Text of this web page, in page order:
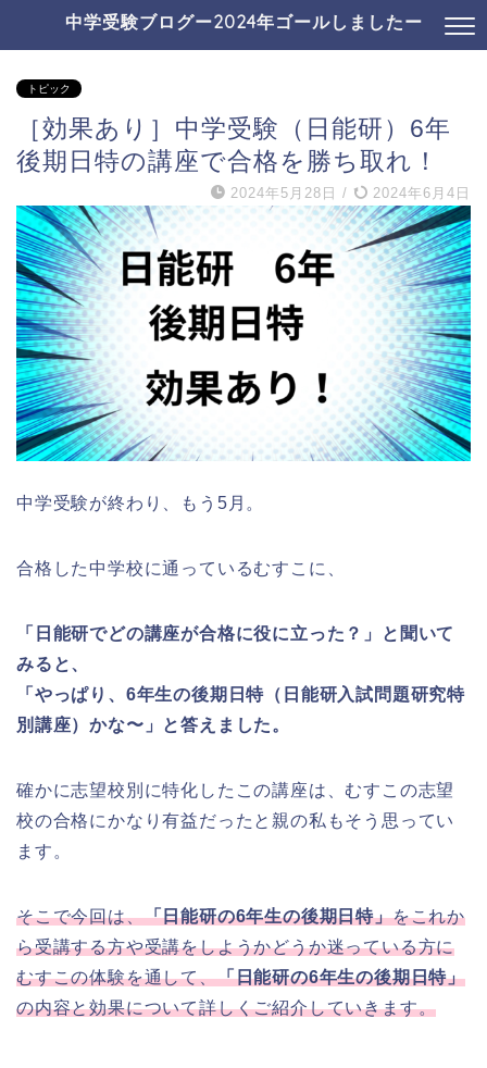
中学受験ブログー2024年ゴールしましたー
トピック
［効果あり］中学受験（日能研）6年
後期日特の講座で合格を勝ち取れ！
2024年5月28日 / 2024年6月4日
中学受験が終わり、もう5月。
合格した中学校に通っているむすこに、
「日能研でどの講座が合格に役に立った？」と聞いて
みると、
「やっぱり、6年生の後期日特（日能研入試問題研究特
別講座）かな〜」と答えました。
確かに志望校別に特化したこの講座は、むすこの志望
校の合格にかなり有益だったと親の私もそう思ってい
ます。
そこで今回は、「日能研の6年生の後期日特」をこれか
ら受講する方や受講をしようかどうか迷っている方に
むすこの体験を通して、「日能研の6年生の後期日特」
の内容と効果について詳しくご紹介していきます。